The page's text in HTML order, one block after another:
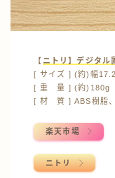
【 ニトリ】デジタル
[ サイズ ] (約)幅
[ 重 量 ] (約)180g
[ 材 質 ] ABS樹脂
楽天市場
ニトリ